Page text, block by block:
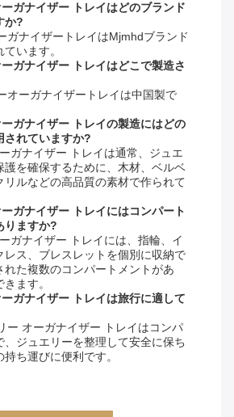
ガナイザー トレイはどのブランド
か?
ガナイザートレイはMjmhdブランド
います。
ガナイザー トレイはどこで製造さ
オーガナイザートレイは中国製で
ガナイザー トレイの製造にはどの
されていますか?
ガナイザー トレイは通常、ジュエ
護を確保するために、木材、ベルベ
リルなどの高品質の素材で作られて
ガナイザー トレイにはコンパート
りますか?
ガナイザー トレイには、指輪、イ
レス、ブレスレットを個別に収納で
れた複数のコンパートメントがあ
ます。
ガナイザー トレイは旅行に適して
ー オーガナイザー トレイはコンパ
、ジュエリーを整理して安全に保ち
ち運びに便利です。